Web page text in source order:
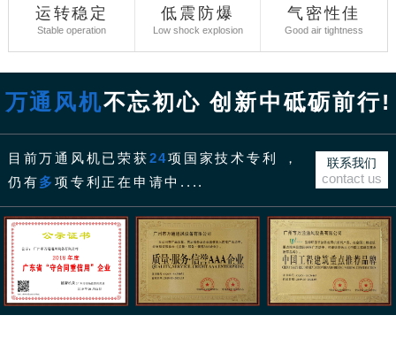
运转稳定
Stable operation
低震防爆
Low shock explosion
气密性佳
Good air tightness
万通风机不忘初心 创新中砥砺前行!
目前万通风机已荣获24项国家技术专利 ，
仍有多项专利正在申请中....
联系我们
contact us